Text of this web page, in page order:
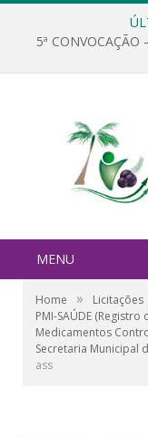
5ª
MENU
Home » Licitações
PMI-SAÚDE
Medicamentos
Secretaria Municipal
ass